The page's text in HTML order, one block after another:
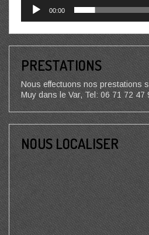
00:00
PRESTATIONS
Nous effectuons nos prestations
Muy dans le Var, Tel: 06 71 72 47
NOUS LOCALISER